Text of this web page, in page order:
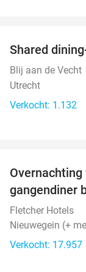
Shared
Blij aan de Vecht
Utrecht
Verkocht: 1.132
gangendiner
Fletcher Hotels
Nieuwegein (+
Verkocht: 17.957